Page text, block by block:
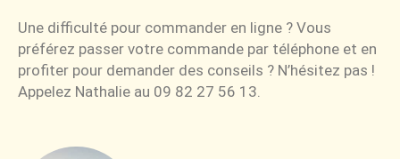
Une difficulté pour commander en ligne ? Vous
préférez passer votre commande par téléphone et en
profiter pour demander des conseils ? N’hésitez pas !
Appelez Nathalie au 09 82 27 56 13.